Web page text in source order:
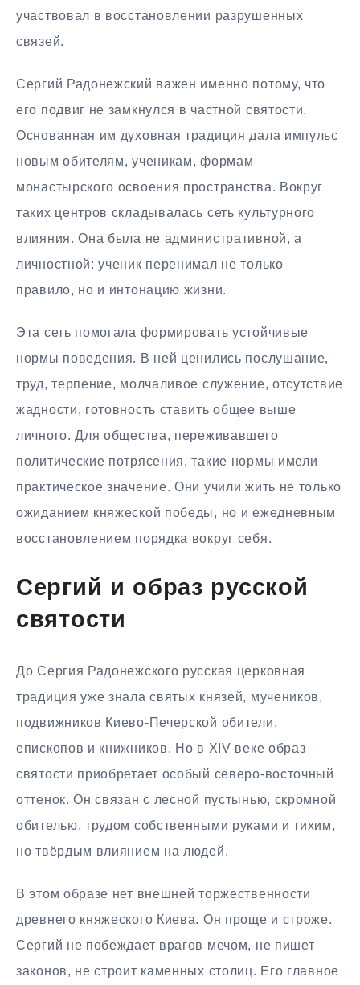
участвовал в восстановлении разрушенных
связей.
Сергий Радонежский важен именно потому, что
его подвиг не замкнулся в частной святости.
Основанная им духовная традиция дала импульс
новым обителям, ученикам, формам
монастырского освоения пространства. Вокруг
таких центров складывалась сеть культурного
влияния. Она была не административной, а
личностной: ученик перенимал не только
правило, но и интонацию жизни.
Эта сеть помогала формировать устойчивые
нормы поведения. В ней ценились послушание,
труд, терпение, молчаливое служение, отсутствие
жадности, готовность ставить общее выше
личного. Для общества, переживавшего
политические потрясения, такие нормы имели
практическое значение. Они учили жить не только
ожиданием княжеской победы, но и ежедневным
восстановлением порядка вокруг себя.
Сергий и образ русской
святости
До Сергия Радонежского русская церковная
традиция уже знала святых князей, мучеников,
подвижников Киево-Печерской обители,
епископов и книжников. Но в XIV веке образ
святости приобретает особый северо-восточный
оттенок. Он связан с лесной пустынью, скромной
обителью, трудом собственными руками и тихим,
но твёрдым влиянием на людей.
В этом образе нет внешней торжественности
древнего княжеского Киева. Он проще и строже.
Сергий не побеждает врагов мечом, не пишет
законов, не строит каменных столиц. Его главное